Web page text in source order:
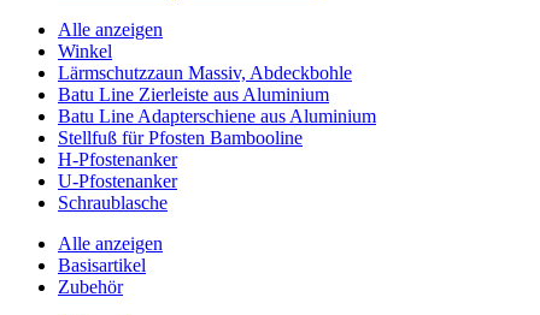
Alle anzeigen
Winkel
Lärmschutzzaun Massiv, Abdeckbohle
Batu Line Zierleiste aus Aluminium
Batu Line Adapterschiene aus Aluminium
Stellfuß für Pfosten Bambooline
H-Pfostenanker
U-Pfostenanker
Schraublasche
Alle anzeigen
Basisartikel
Zubehör